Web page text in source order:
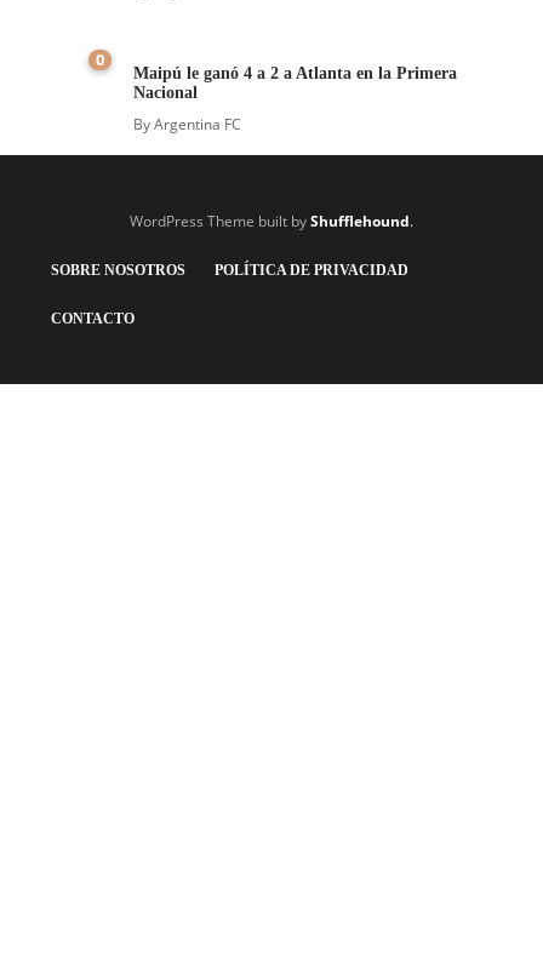
0
Maipú le ganó 4 a 2 a Atlanta en la Primera
Nacional
ByArgentina FC
WordPress Theme built byShufflehound.
SOBRE NOSOTROS POLÍTICA DE PRIVACIDAD
CONTACTO